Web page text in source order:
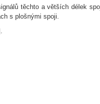
těchto a větších délek
s plošnými spoji.